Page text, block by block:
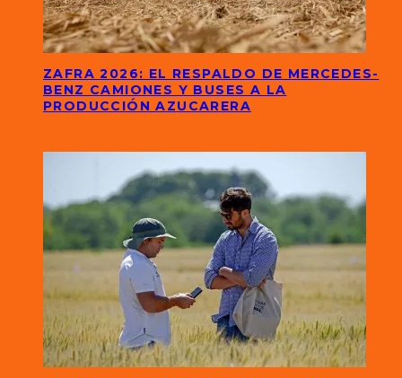
ZAFRA 2026: EL RESPALDO DE MERCEDES-
BENZ CAMIONES Y BUSES A LA
PRODUCCIÓN AZUCARERA